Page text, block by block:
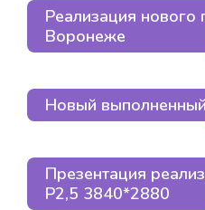
Реализация нового
Воронеже
Новый
Презентация
P2,5 3840*2880